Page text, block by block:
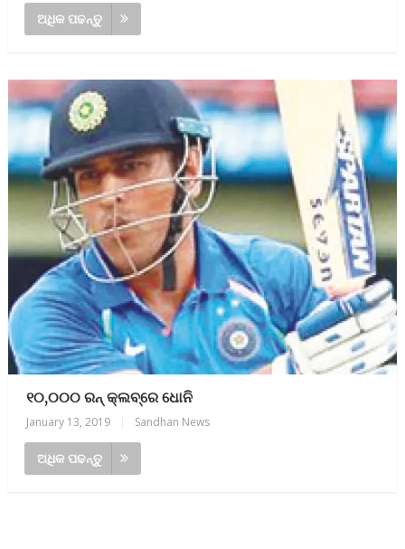
ଅଧିକ ପଢନ୍ତୁ
୧୦,୦୦୦ ରନ୍‌ କ୍ଲବ୍‌ରେ ଧୋନି
January 13, 2019 Sandhan News
ଅଧିକ ପଢନ୍ତୁ